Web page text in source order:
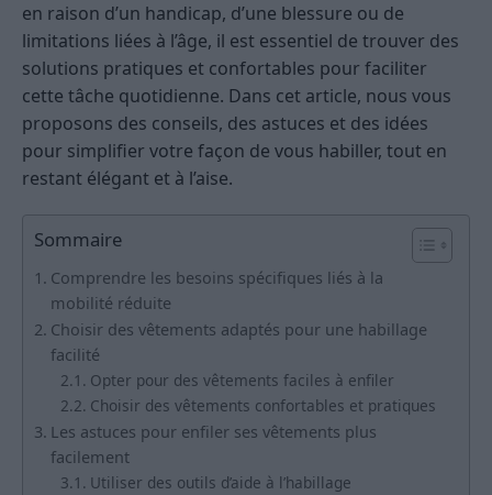
en raison d’un handicap, d’une blessure ou de
limitations liées à l’âge, il est essentiel de trouver des
solutions pratiques et confortables pour faciliter
cette tâche quotidienne. Dans cet article, nous vous
proposons des conseils, des astuces et des idées
pour simplifier votre façon de vous habiller, tout en
restant élégant et à l’aise.
Sommaire
Comprendre les besoins spécifiques liés à la
mobilité réduite
Choisir des vêtements adaptés pour une habillage
facilité
Opter pour des vêtements faciles à enfiler
Choisir des vêtements confortables et pratiques
Les astuces pour enfiler ses vêtements plus
facilement
Utiliser des outils d’aide à l’habillage